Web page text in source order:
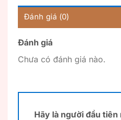
Đánh giá (0)
Đánh giá
Chưa có đánh giá nào.
Hãy là người đầu tiên